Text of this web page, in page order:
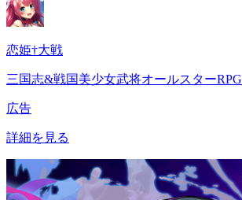
恋姫†大戦
三国志&戦国美少女武将オールスターRPG
広告
詳細を見る